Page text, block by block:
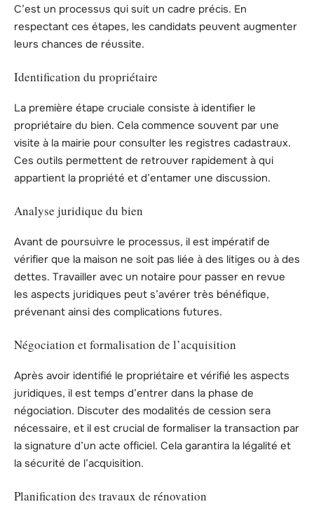
C’est un processus qui suit un cadre précis. En
respectant ces étapes, les candidats peuvent augmenter
leurs chances de réussite.
Identification du propriétaire
La première étape cruciale consiste à identifier le
propriétaire du bien. Cela commence souvent par une
visite à la mairie pour consulter les registres cadastraux.
Ces outils permettent de retrouver rapidement à qui
appartient la propriété et d’entamer une discussion.
Analyse juridique du bien
Avant de poursuivre le processus, il est impératif de
vérifier que la maison ne soit pas liée à des litiges ou à des
dettes. Travailler avec un notaire pour passer en revue
les aspects juridiques peut s’avérer très bénéfique,
prévenant ainsi des complications futures.
Négociation et formalisation de l’acquisition
Après avoir identifié le propriétaire et vérifié les aspects
juridiques, il est temps d’entrer dans la phase de
négociation. Discuter des modalités de cession sera
nécessaire, et il est crucial de formaliser la transaction par
la signature d’un acte officiel. Cela garantira la légalité et
la sécurité de l’acquisition.
Planification des travaux de rénovation